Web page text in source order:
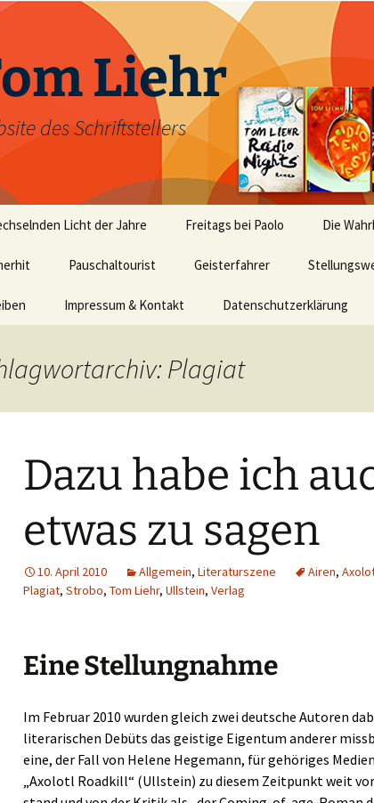
Liehr
des Schriftstellers
Licht der Jahre Freitags bei Paolo Die
Pauschaltourist Geisterfahrer
Impressum & Kontakt Datenschutzerklärung
Plagiat
Dazu habe ich
etwas zu sagen
10. April 2010 Allgemein, Literaturszene Airen,
Plagiat, Strobo, Tom Liehr, Ullstein, Verlag
Eine Stellungnahme
Im Februar 2010 wurden gleich zwei deutsche Autoren
literarischen Debüts das geistige Eigentum anderer
eine, der Fall von Helene Hegemann, für gehöriges
„Axolotl Roadkill“ (Ullstein) zu diesem Zeitpunkt weit